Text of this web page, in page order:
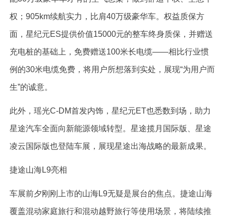
权；905km续航实力，比肩40万级豪华车。权益质保方
面，星纪元ES提供价值15000元的整车终身质保，并赠送
充电桩的基础上，免费赠送100米长电缆——相比行业惯
例的30米电缆免费，将用户所想落到实处，展现“为用户而
生”的诚意。
此外，瑶光C-DM首发内饰，星纪元ET也悉数到场，助力
星途汽车全面向新能源领域转型。星途揽月国际版、星途
凌云国际版也登陆车展，展现星途出海战略的最新成果。
捷途山海L9亮相
车展前夕刚刚上市的山海L9无疑是展台的焦点。捷途山海
覆盖混动家庭旅行和混动越野旅行等使用场景，将陆续推